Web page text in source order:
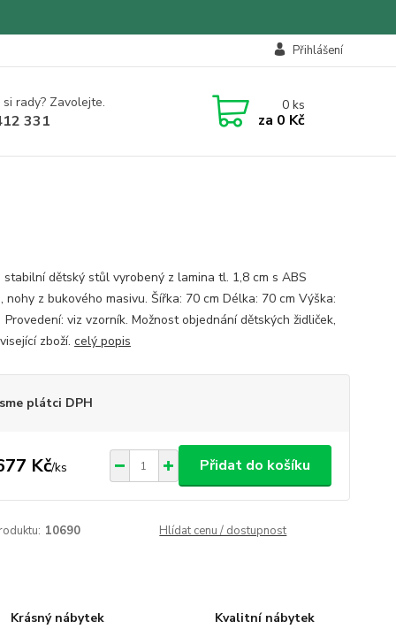
Přihlášení
rady? Zavolejte.
331
0ks
za 0 Kč
stabilní dětský stůl vyrobený z lamina tl. 1,8 cm s ABS
nohy z bukového masivu. Šířka: 70 cm Délka: 70 cm Výška:
viz vzorník. Možnost objednání dětských židliček,
zboží. celý popis
plátci DPH
Kč/ks Přidat do košíku
10690 Hlídat cenu / dostupnost
Krásný nábytek
Kvalitní nábytek